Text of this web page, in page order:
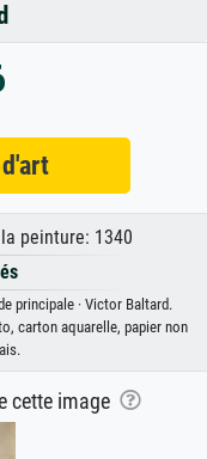
peinture: 1340
principale · Victor Baltard.
carton aquarelle, papier non
cette image